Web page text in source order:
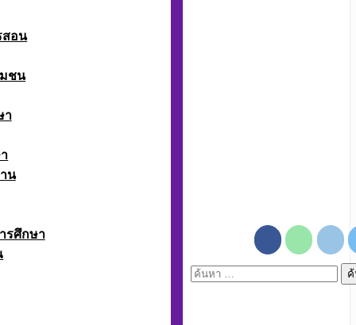
สอน
มชน
า
น
รศึกษา
ค้นหา